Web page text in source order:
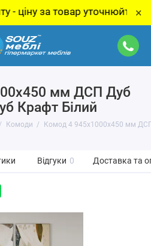
за товар уточнюйте у ×
мм ДСП Дуб
Крафт Білий
Комоди Комод 4 945х1000х450 мм
Відгуки 0 Доставка та